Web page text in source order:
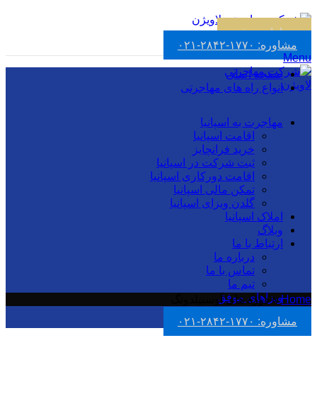
با ما تماس بگیرید :
ویزاهای موفق
مشاوره: ۱۷۷۰-۲۸۴۲-۰۲۱
Menu
صفحه اصلی
انواع راه های مهاجرتی
مهاجرت به اسپانیا
اقامت اسپانیا
خرید فرانچایز
ثبت شرکت در اسپانیا
اقامت دورکاری اسپانیا
تمکن مالی اسپانیا
گلدن ویزای اسپانیا
املاک اسپانیا
وبلاگ
ارتباط با ما
درباره ما
تماس با ما
تیم ما
ویزاهای موفق
مشاوره: ۱۷۷۰-۲۸۴۲-۰۲۱
Home
»دوره های آوسبیلدونگ